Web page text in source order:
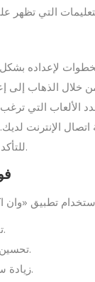
لإعداده
خلال الذهاب إلى
الألعاب التي
الإنترنت لديك.
للتأكد من تحسن الأداء والراحة أثناء اللعب.
تقليل زمن الانتظار بشكل ملحوظ.
تحسين سلاسة اللعب وتقليل التقطعات.
زيادة سرعات التحميل والتجهيز للألعاب.